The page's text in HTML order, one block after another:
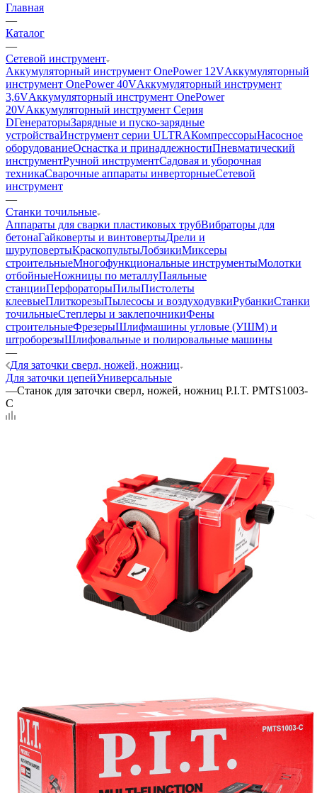
Главная
—
Каталог
—
Сетевой инструмент
Аккумуляторный инструмент OnePower 12VАккумуляторный
инструмент OnePower 40VАккумуляторный инструмент
3,6VАккумуляторный инструмент OnePower
20VАккумуляторный инструмент Серия
DГенераторыЗарядные и пуско-зарядные
устройстваИнструмент серии ULTRAКомпрессорыНасосное
оборудованиеОснастка и принадлежностиПневматический
инструментРучной инструментСадовая и уборочная
техникаСварочные аппараты инверторныеСетевой
инструмент
—
Станки точильные
Аппараты для сварки пластиковых трубВибраторы для
бетонаГайковерты и винтовертыДрели и
шуруповертыКраскопультыЛобзикиМиксеры
строительныеМногофункциональные инструментыМолотки
отбойныеНожницы по металлуПаяльные
станцииПерфораторыПилыПистолеты
клеевыеПлиткорезыПылесосы и воздуходувкиРубанкиСтанки
точильныеСтеплеры и заклепочникиФены
строительныеФрезерыШлифмашины угловые (УШМ) и
штроборезыШлифовальные и полировальные машины
—
Для заточки сверл, ножей, ножниц
Для заточки цепейУниверсальные
—Станок для заточки сверл, ножей, ножниц P.I.T. PMTS1003-
C